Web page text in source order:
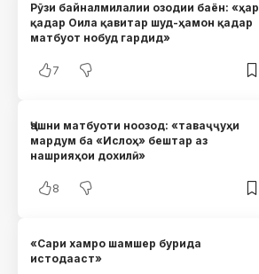
Рӯзи байналмилалии озодии баён: «ҳар
қадар Оила қавитар шуд-ҳамон қадар
матбуот нобуд гардид»
7
Ҷашни матбуоти ноозод: «таваҷҷуҳи
мардум ба «Ислоҳ» бештар аз
нашрияҳои дохилӣ»
8
«Сари хамро шамшер бурида
истодааст»